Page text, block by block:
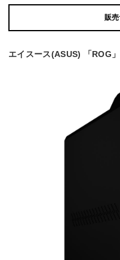
販
エイスース(ASUS) 「ROG」